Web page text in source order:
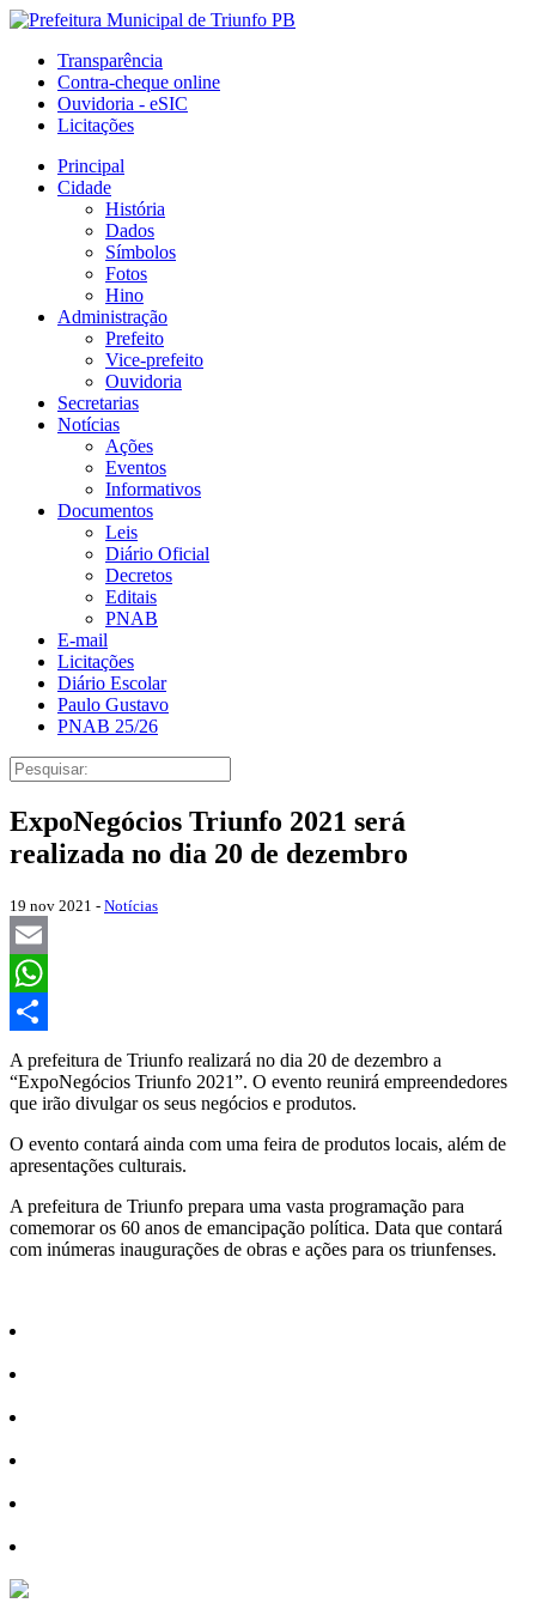
Transparência
Contra-cheque online
Ouvidoria - eSIC
Licitações
Principal
Cidade
História
Dados
Símbolos
Fotos
Hino
Administração
Prefeito
Vice-prefeito
Ouvidoria
Secretarias
Notícias
Ações
Eventos
Informativos
Documentos
Leis
Diário Oficial
Decretos
Editais
PNAB
E-mail
Licitações
Diário Escolar
Paulo Gustavo
PNAB 25/26
ExpoNegócios Triunfo 2021 será
realizada no dia 20 de dezembro
19 nov 2021 - Notícias
Email
WhatsApp
Share
A prefeitura de Triunfo realizará no dia 20 de dezembro a
“ExpoNegócios Triunfo 2021”. O evento reunirá empreendedores
que irão divulgar os seus negócios e produtos.
O evento contará ainda com uma feira de produtos locais, além de
apresentações culturais.
A prefeitura de Triunfo prepara uma vasta programação para
comemorar os 60 anos de emancipação política. Data que contará
com inúmeras inaugurações de obras e ações para os triunfenses.